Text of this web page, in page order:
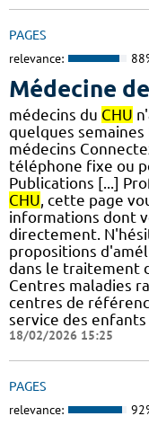
PAGES
relevance:
Médecine
médecins du CHU
quelques
médecins
téléphone fixe ou
Publications [...]
CHU , cette page
informations dont
directement.
propositions
dans le traitement
Centres maladies
centres de
service des
18/02/2026 15:25
PAGES
relevance: